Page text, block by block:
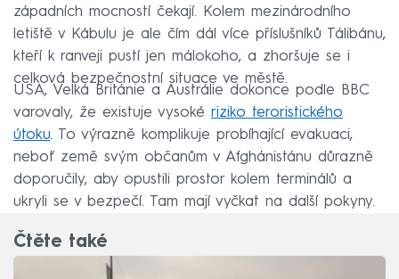
západních mocností čekají. Kolem mezinárodního
letiště v Kábulu je ale čím dál více příslušníků Tálibánu,
kteří k ranveji pustí jen málokoho, a zhoršuje se i
celková bezpečnostní situace ve městě.
USA, Velká Británie a Austrálie dokonce podle BBC
varovaly, že existuje vysoké riziko teroristického
útoku. To výrazně komplikuje probíhající evakuaci,
neboť země svým občanům v Afghánistánu důrazně
doporučily, aby opustili prostor kolem terminálů a
ukryli se v bezpečí. Tam mají vyčkat na další pokyny.
Čtěte také